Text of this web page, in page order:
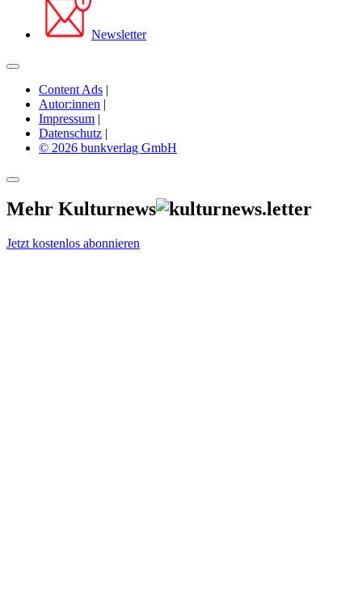
Newsletter
Content Ads |
Autor:innen |
Impressum |
Datenschutz |
© 2026 bunkverlag GmbH
Mehr Kulturnews
Jetzt kostenlos abonnieren